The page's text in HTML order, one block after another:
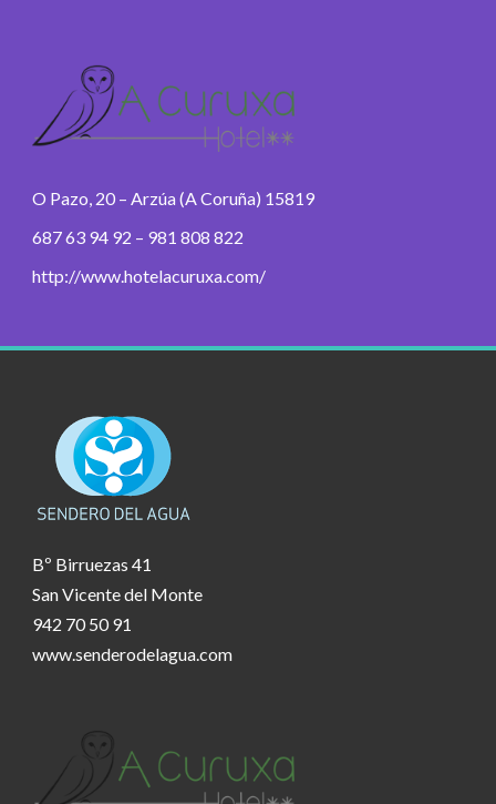
O Pazo, 20 – Arzúa (A Coruña) 15819
687 63 94 92 – 981 808 822
http://www.hotelacuruxa.com/
Bº Birruezas 41
San Vicente del Monte
942 70 50 91
www.senderodelagua.com